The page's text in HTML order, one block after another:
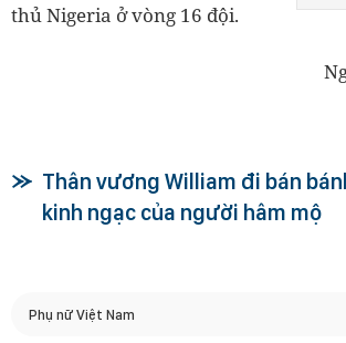
thủ Nigeria ở vòng 16 đội.
Thân vương William đi bán
kinh ngạc của người hâm mộ
Phụ nữ Việt Nam